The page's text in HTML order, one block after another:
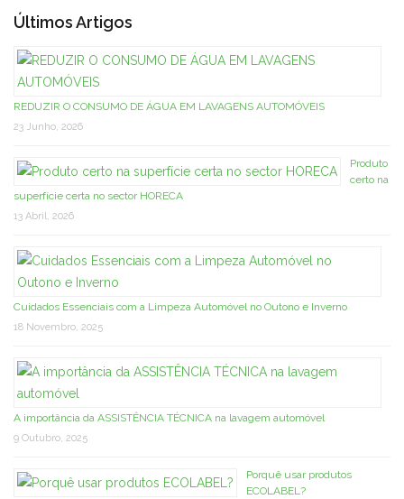
Últimos Artigos
REDUZIR O CONSUMO DE ÁGUA EM LAVAGENS AUTOMÓVEIS
23 Junho, 2026
Produto
certo na
superfície certa no sector HORECA
13 Abril, 2026
Cuidados Essenciais com a Limpeza Automóvel no Outono e Inverno
18 Novembro, 2025
A importância da ASSISTÊNCIA TÉCNICA na lavagem automóvel
9 Outubro, 2025
Porquê usar produtos
ECOLABEL?